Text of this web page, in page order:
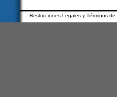
Restricciones Legales y Términos de